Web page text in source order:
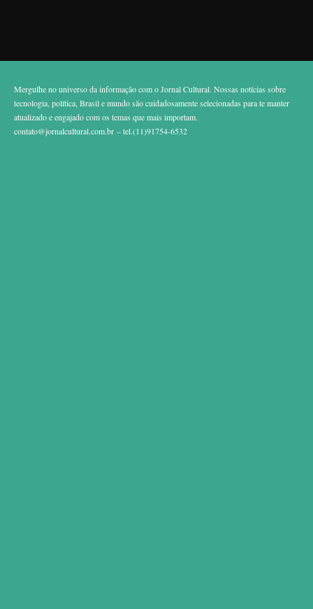
Mergulhe no universo da informação com o Jornal Cultural. Nossas notícias sobre
tecnologia, política, Brasil e mundo são cuidadosamente selecionadas para te manter
atualizado e engajado com os temas que mais importam.
contato@jornalcultural.com.br – tel.(11)91754-6532